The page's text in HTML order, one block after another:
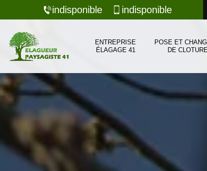
indisponible indisponible
ENTREPRISE
ÉLAGAGE 41
POSE ET
DE